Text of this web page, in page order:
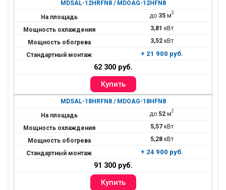
MDSAL-12HRFN8 / MDOAG-12HFN8
до 35 м2
3,81 кВт
3,52кВт
+ 21 900 руб.
62 300 руб.
MDSAL-18HRFN8 / MDOAG-18HFN8
до 52 м2
5,57кВт
5,28кВт
+ 24 900 руб.
91 300 руб.